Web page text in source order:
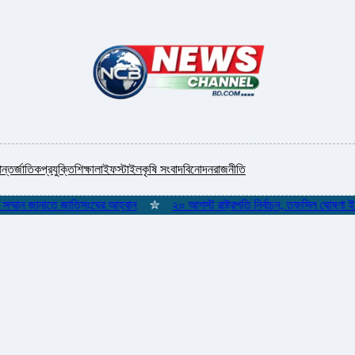
প্রযুক্তিশিক্ষালাইফস্টাইলকৃষি সংবাদবিনোদনরাজনীতি
জাতিসংঘের আহ্বান ✮ ২০ আগস্ট রাষ্ট্রপতি নির্বাচন, তফসিল ঘোষণা ইসির